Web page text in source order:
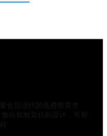
化且现代的免费教育类
练和教育机构设计，可帮